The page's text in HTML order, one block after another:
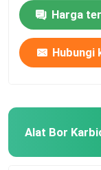
Harga
Hubungi
Alat Bor